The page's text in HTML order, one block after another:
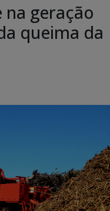
na geração
queima da